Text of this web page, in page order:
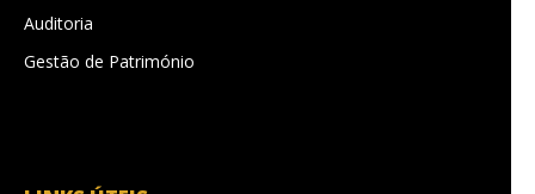
Auditoria
Gestão de Património